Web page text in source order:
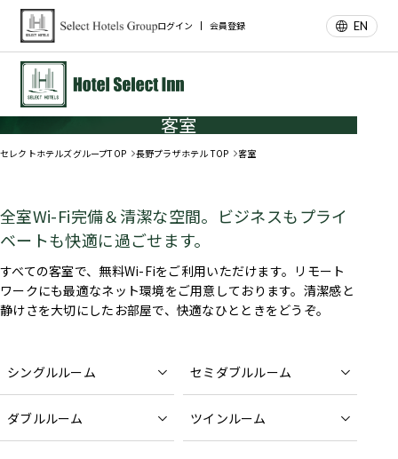
ログイン 会員登録 EN
客室
セレクトホテルズグループTOP 長野プラザホテル TOP 客室
全室Wi-Fi完備＆清潔な空間。ビジネスもプライ
ベートも快適に過ごせます。
すべての客室で、無料Wi-Fiをご利用いただけます。リモート
ワークにも最適なネット環境をご用意しております。清潔感と
静けさを大切にしたお部屋で、快適なひとときをどうぞ。
シングルルーム セミダブルルーム
ダブルルーム ツインルーム